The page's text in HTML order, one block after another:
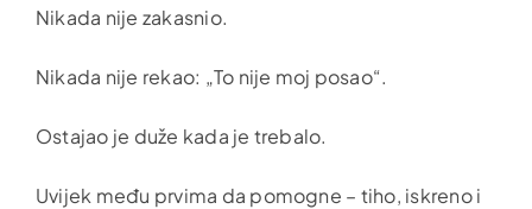
Nikada nije zakasnio.
Nikada nije rekao: „To nije moj posao“.
Ostajao je duže kada je trebalo.
Uvijek među prvima da pomogne – tiho, iskreno i